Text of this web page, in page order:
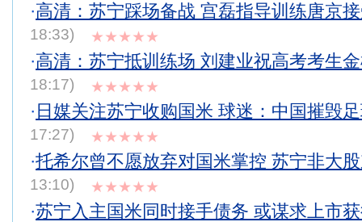
·高清：苏宁踩场备战 宫磊指导训练唐京
18:33)
★★★★★
·高清：苏宁抵训练场 刘建业祝高考考生
18:17)
★★★★★
· 日媒关注苏宁收购国米 球迷：中国摧毁
17:27)
★★★★★
·托希尔曾不愿放弃对国米掌控 苏宁非大
13:10)
★★★★★
·苏宁入主国米同时接手债务 或谋求上市